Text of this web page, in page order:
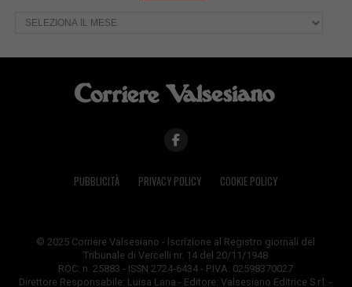
Archivi
PUBBLICITÀ PRIVACY POLICY COOKIE POLICY
© 2025 Corriere Valsesiano - Iscrizione al Registro giornali del
Tribunale di Vercelli nr. 14 del 20/11/1948
ROC: n. 25883 - ISSN 2724-6434 - P.IVA: 02598370027
Direttore Responsabile: Luisa Lana - Editore: Valsesiano Editrice S.r.l. -